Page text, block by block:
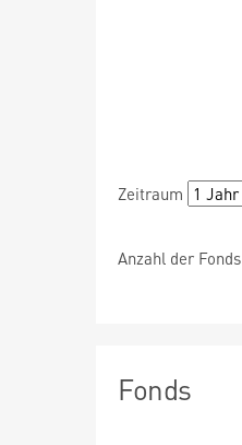
Zeitraum
Anzahl der Fonds
Fonds